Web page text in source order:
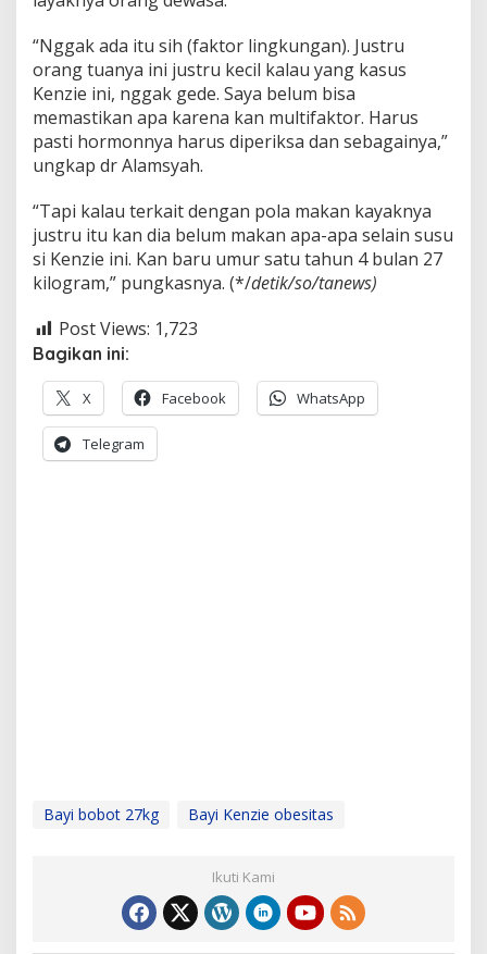
“Nggak ada itu sih (faktor lingkungan). Justru
orang tuanya ini justru kecil kalau yang kasus
Kenzie ini, nggak gede. Saya belum bisa
memastikan apa karena kan multifaktor. Harus
pasti hormonnya harus diperiksa dan sebagainya,”
ungkap dr Alamsyah.
“Tapi kalau terkait dengan pola makan kayaknya
justru itu kan dia belum makan apa-apa selain susu
si Kenzie ini. Kan baru umur satu tahun 4 bulan 27
kilogram,” pungkasnya. (*/detik/so/tanews)
Post Views: 1,723
Bagikan ini:
X Facebook WhatsApp
Telegram
Bayi bobot 27kg Bayi Kenzie obesitas
Ikuti Kami